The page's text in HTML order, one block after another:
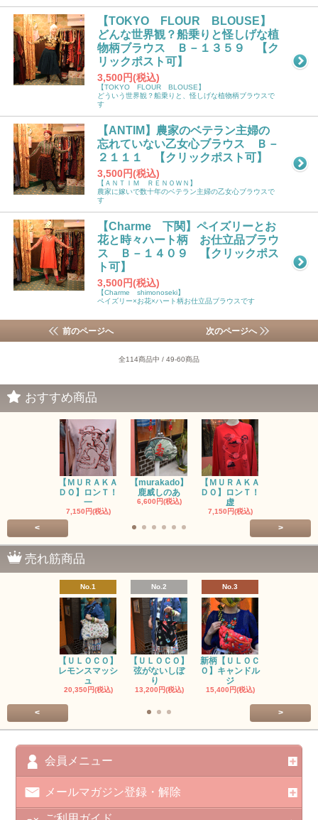
【TOKYO FLOUR BLOUSE】
どんな世界観？船乗りと怪しげな植
物柄ブラウス Ｂ－１３５９ 【ク
リックポスト可】
3,500円(税込)
【TOKYO FLOUR BLOUSE】
どういう世界観？船乗りと、怪しげな植物柄ブラウスで
す
【ANTIM】農家のベテラン主婦の
忘れていない乙女心ブラウス Ｂ－
２１１１ 【クリックポスト可】
3,500円(税込)
【ＡＮＴＩＭ ＲＥＮＯＷＮ】
農家に嫁いで数十年のベテラン主婦の乙女心ブラウスで
す
【Charme 下関】ペイズリーとお
花と時々ハート柄 お仕立品ブラウ
ス Ｂ－１４０９ 【クリックポス
ト可】
3,500円(税込)
【Charme shimonoseki】
ペイズリー×お花×ハート柄お仕立品ブラウスです
前のページへ 次のページへ
全114商品中 / 49-60商品
おすすめ商品
【ＭＵＲＡＫＡ
ＤＯ】ロンＴ！
一
7,150円(税込)
【murakado】
鹿威しのあ
6,600円(税込)
【ＭＵＲＡＫＡ
ＤＯ】ロンＴ！
虚
7,150円(税込)
< >
売れ筋商品
No.1
【ＵＬＯＣＯ】
レモンスマッシ
ュ
20,350円(税込)
No.2
【ＵＬＯＣＯ】
弦がないしぼ
り
13,200円(税込)
No.3
新柄【ＵＬＯＣ
Ｏ】キャンドル
ジ
15,400円(税込)
< >
会員メニュー
メールマガジン登録・解除